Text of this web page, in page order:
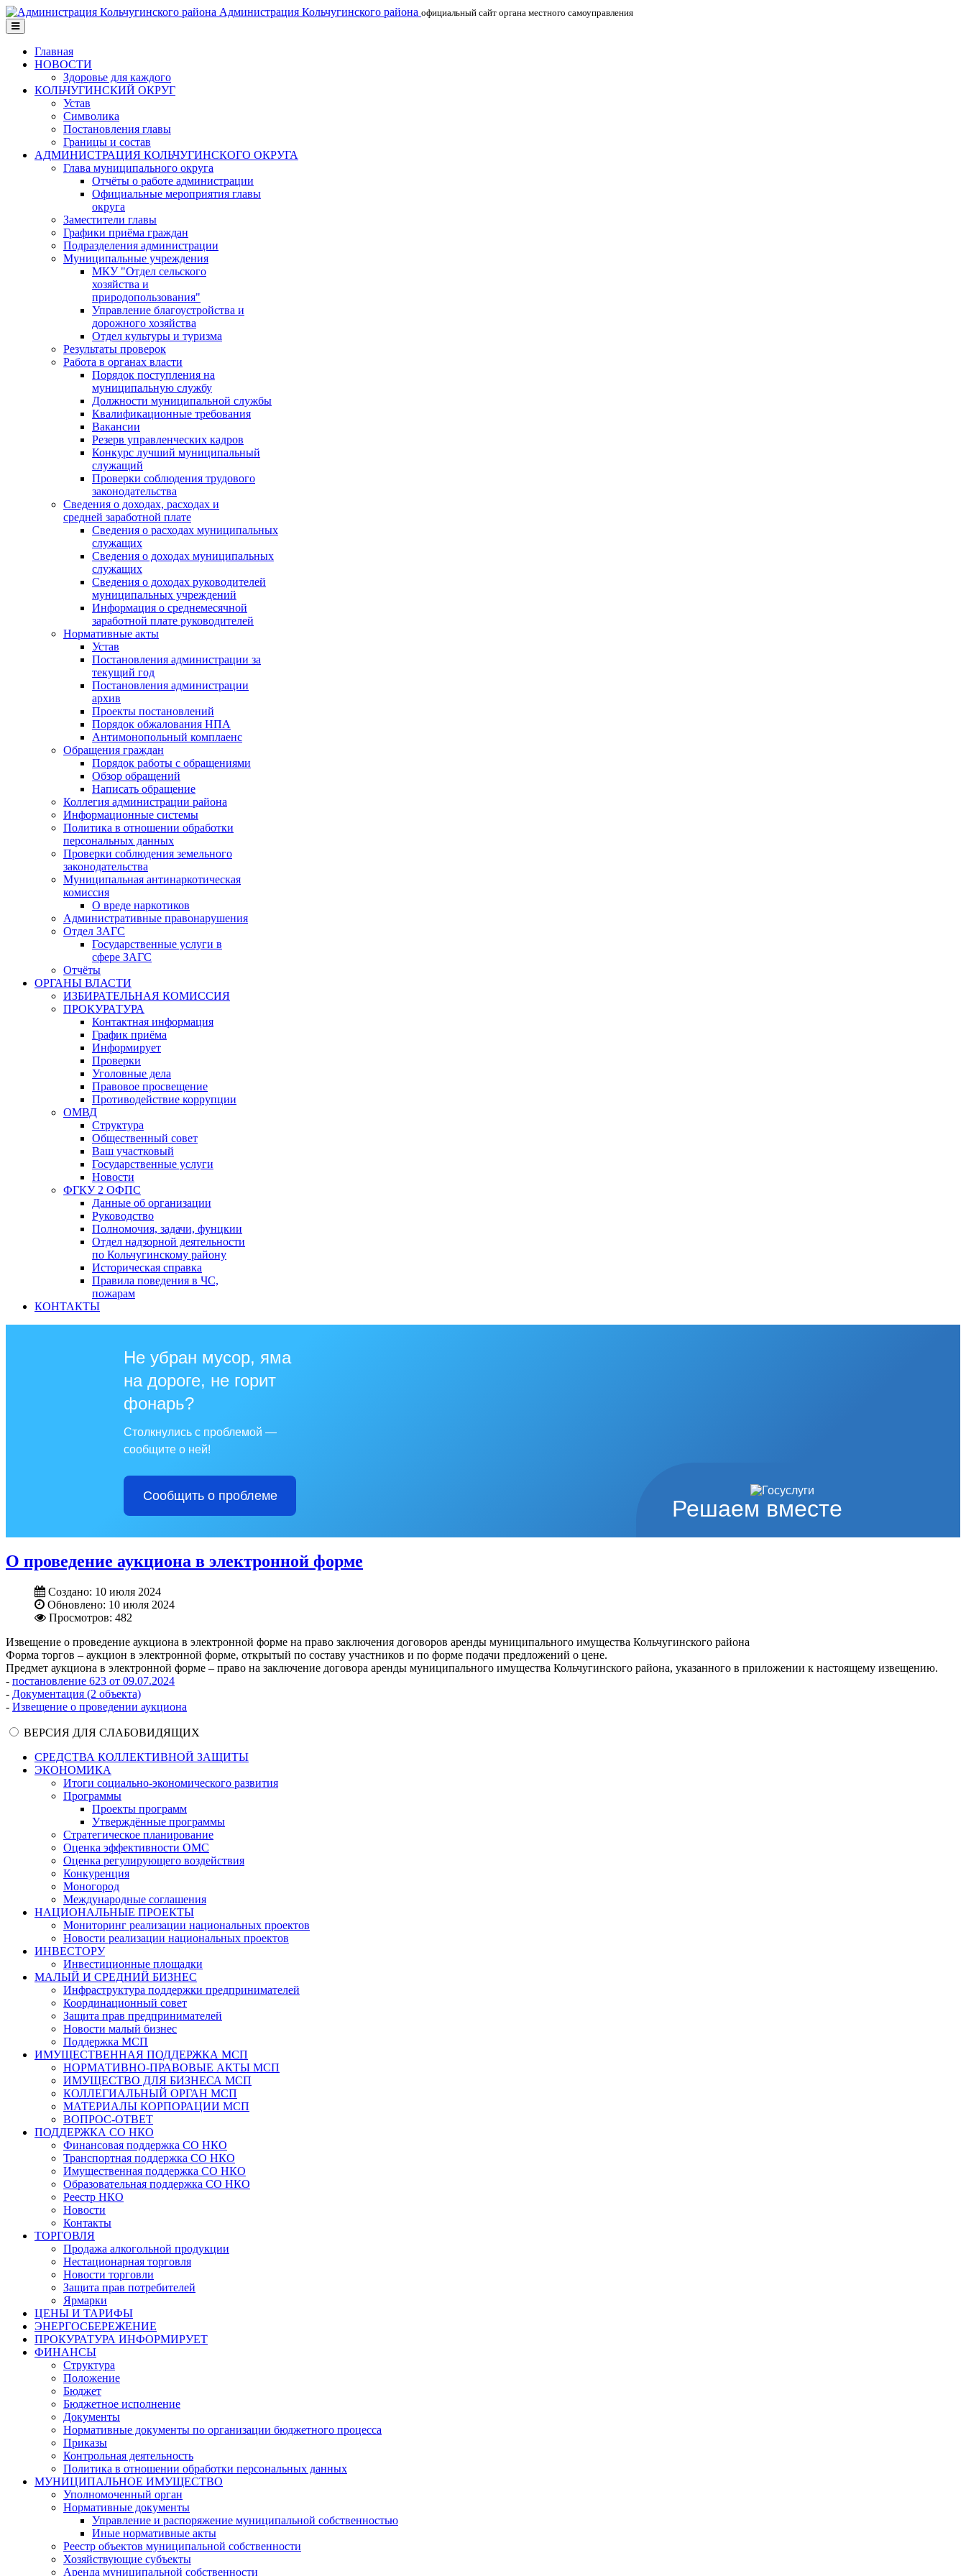
Администрация Кольчугинского района официальный сайт органа местного самоуправления
Главная
НОВОСТИ
Здоровье для каждого
КОЛЬЧУГИНСКИЙ ОКРУГ
Устав
Символика
Постановления главы
Границы и состав
АДМИНИСТРАЦИЯ КОЛЬЧУГИНСКОГО ОКРУГА
Глава муниципального округа
Отчёты о работе администрации
Официальные мероприятия главы
округа
Заместители главы
Графики приёма граждан
Подразделения администрации
Муниципальные учреждения
МКУ "Отдел сельского
хозяйства и
природопользования"
Управление благоустройства и
дорожного хозяйства
Отдел культуры и туризма
Результаты проверок
Работа в органах власти
Порядок поступления на
муниципальную службу
Должности муниципальной службы
Квалификационные требования
Вакансии
Резерв управленческих кадров
Конкурс лучший муниципальный
служащий
Проверки соблюдения трудового
законодательства
Сведения о доходах, расходах и
средней заработной плате
Сведения о расходах муниципальных
служащих
Сведения о доходах муниципальных
служащих
Сведения о доходах руководителей
муниципальных учреждений
Информация о среднемесячной
заработной плате руководителей
Нормативные акты
Устав
Постановления администрации за
текущий год
Постановления администрации
архив
Проекты постановлений
Порядок обжалования НПА
Антимонопольный комплаенс
Обращения граждан
Порядок работы с обращениями
Обзор обращений
Написать обращение
Коллегия администрации района
Информационные системы
Политика в отношении обработки
персональных данных
Проверки соблюдения земельного
законодательства
Муниципальная антинаркотическая
комиссия
О вреде наркотиков
Административные правонарушения
Отдел ЗАГС
Государственные услуги в
сфере ЗАГС
Отчёты
ОРГАНЫ ВЛАСТИ
ИЗБИРАТЕЛЬНАЯ КОМИССИЯ
ПРОКУРАТУРА
Контактная информация
График приёма
Информирует
Проверки
Уголовные дела
Правовое просвещение
Противодействие коррупции
ОМВД
Структура
Общественный совет
Ваш участковый
Государственные услуги
Новости
ФГКУ 2 ОФПС
Данные об организации
Руководство
Полномочия, задачи, фунцкии
Отдел надзорной деятельности
по Кольчугинскому району
Историческая справка
Правила поведения в ЧС,
пожарам
КОНТАКТЫ
Решаем вместе
Не убран мусор, яма
на дороге, не горит
фонарь?
Столкнулись с проблемой —
сообщите о ней!
Сообщить о проблеме
О проведение аукциона в электронной форме
Создано: 10 июля 2024
Обновлено: 10 июля 2024
Просмотров: 482
Извещение о проведение аукциона в электронной форме на право заключения договоров аренды муниципального имущества Кольчугинского района
Форма торгов – аукцион в электронной форме, открытый по составу участников и по форме подачи предложений о цене.
Предмет аукциона в электронной форме – право на заключение договора аренды муниципального имущества Кольчугинского района, указанного в приложении к настоящему извещению.
- постановление 623 от 09.07.2024
- Документация (2 объекта)
- Извещение о проведении аукциона
ВЕРСИЯ ДЛЯ СЛАБОВИДЯЩИХ
СРЕДСТВА КОЛЛЕКТИВНОЙ ЗАЩИТЫ
ЭКОНОМИКА
Итоги социально-экономического развития
Программы
Проекты программ
Утверждённые программы
Стратегическое планирование
Оценка эффективности ОМС
Оценка регулирующего воздействия
Конкуренция
Моногород
Международные соглашения
НАЦИОНАЛЬНЫЕ ПРОЕКТЫ
Мониторинг реализации национальных проектов
Новости реализации национальных проектов
ИНВЕСТОРУ
Инвестиционные площадки
МАЛЫЙ И СРЕДНИЙ БИЗНЕС
Инфраструктура поддержки предпринимателей
Координационный совет
Защита прав предпринимателей
Новости малый бизнес
Поддержка МСП
ИМУЩЕСТВЕННАЯ ПОДДЕРЖКА МСП
НОРМАТИВНО-ПРАВОВЫЕ АКТЫ МСП
ИМУЩЕСТВО ДЛЯ БИЗНЕСА МСП
КОЛЛЕГИАЛЬНЫЙ ОРГАН МСП
МАТЕРИАЛЫ КОРПОРАЦИИ МСП
ВОПРОС-ОТВЕТ
ПОДДЕРЖКА СО НКО
Финансовая поддержка СО НКО
Транспортная поддержка СО НКО
Имущественная поддержка СО НКО
Образовательная поддержка СО НКО
Реестр НКО
Новости
Контакты
ТОРГОВЛЯ
Продажа алкогольной продукции
Нестационарная торговля
Новости торговли
Защита прав потребителей
Ярмарки
ЦЕНЫ И ТАРИФЫ
ЭНЕРГОСБЕРЕЖЕНИЕ
ПРОКУРАТУРА ИНФОРМИРУЕТ
ФИНАНСЫ
Структура
Положение
Бюджет
Бюджетное исполнение
Документы
Нормативные документы по организации бюджетного процесса
Приказы
Контрольная деятельность
Политика в отношении обработки персональных данных
МУНИЦИПАЛЬНОЕ ИМУЩЕСТВО
Уполномоченный орган
Нормативные документы
Управление и распоряжение муниципальной собственностью
Иные нормативные акты
Реестр объектов муниципальной собственности
Хозяйствующие субъекты
Аренда муниципальной собственности